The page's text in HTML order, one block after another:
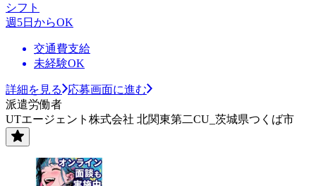
シフト
週5日からOK
交通費支給
未経験OK
詳細を見る
応募画面に進む
派遣労働者
UTエージェント株式会社 北関東第二CU_茨城県つくば市